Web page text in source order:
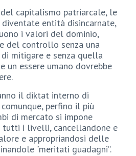
capitalismo patriarcale, le
entità disincarnate,
i valori del dominio,
del controllo senza una
mitigare e senza quella
un essere umano dovrebbe
il diktat interno di
perfino il più
di mercato si impone
tutti i livelli, cancellandone e
e appropriandosi delle
“meritati guadagni”.